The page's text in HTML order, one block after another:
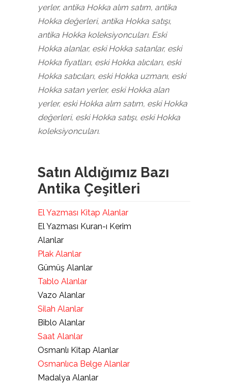
yerler, antika Hokka alım satım, antika
Hokka değerleri, antika Hokka satışı,
antika Hokka koleksiyoncuları. Eski
Hokka alanlar, eski Hokka satanlar, eski
Hokka fiyatları, eski Hokka alıcıları, eski
Hokka satıcıları, eski Hokka uzmanı, eski
Hokka satan yerler, eski Hokka alan
yerler, eski Hokka alım satım, eski Hokka
değerleri, eski Hokka satışı, eski Hokka
koleksiyoncuları.
Satın Aldığımız Bazı
Antika Çeşitleri
El Yazması Kitap Alanlar
El Yazması Kuran-ı Kerim
Alanlar
Plak Alanlar
Gümüş Alanlar
Tablo Alanlar
Vazo Alanlar
Silah Alanlar
Biblo Alanlar
Saat Alanlar
Osmanlı Kitap Alanlar
Osmanlıca Belge Alanlar
Madalya Alanlar